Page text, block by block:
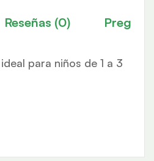
Reseñas (0)
para niños de 1 a 3